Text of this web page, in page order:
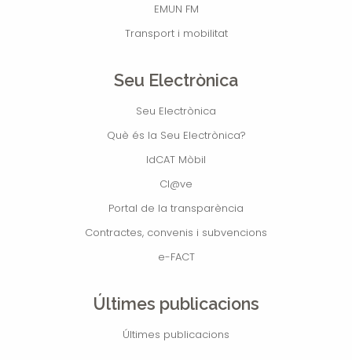
EMUN FM
Transport i mobilitat
Seu Electrònica
Seu Electrònica
Què és la Seu Electrònica?
IdCAT Mòbil
Cl@ve
Portal de la transparència
Contractes, convenis i subvencions
e-FACT
Últimes publicacions
Últimes publicacions